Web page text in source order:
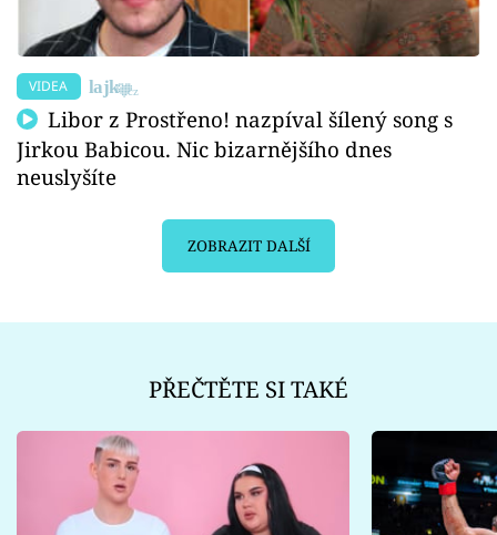
VIDEA
Libor z Prostřeno! nazpíval šílený song s
Jirkou Babicou. Nic bizarnějšího dnes
neuslyšíte
ZOBRAZIT DALŠÍ
PŘEČTĚTE SI TAKÉ